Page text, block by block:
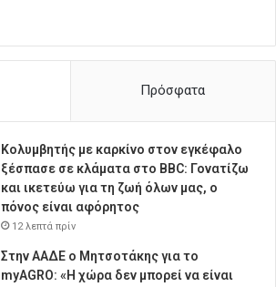
Πρόσφατα
Κολυμβητής με καρκίνο στον εγκέφαλο
ξέσπασε σε κλάματα στο BBC: Γονατίζω
και ικετεύω για τη ζωή όλων μας, ο
πόνος είναι αφόρητος
12 λεπτά πρίν
Στην ΑΑΔΕ ο Μητσοτάκης για το
myAGRO: «Η χώρα δεν μπορεί να είναι